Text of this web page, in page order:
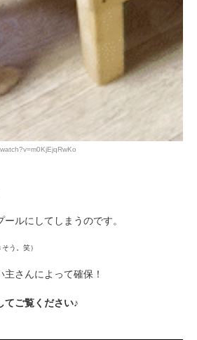
ルにしてしまうのです。
う。笑）
さんによって確保！
てご覧ください♪